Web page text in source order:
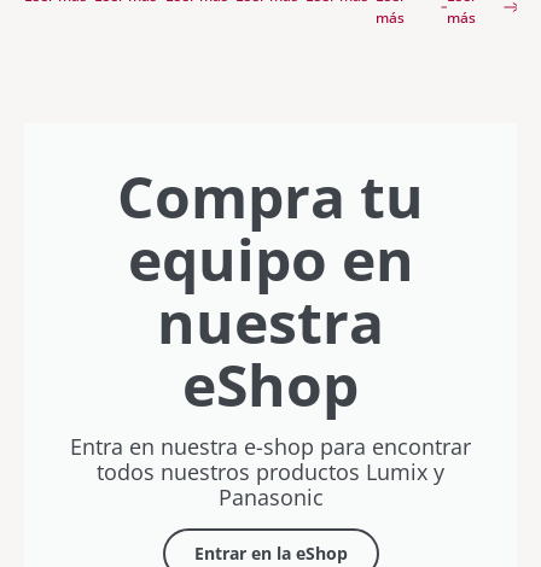
más
más
Compra tu
equipo en
nuestra
eShop
Entra en nuestra e-shop para encontrar
todos nuestros productos Lumix y
Panasonic
Entrar en la eShop